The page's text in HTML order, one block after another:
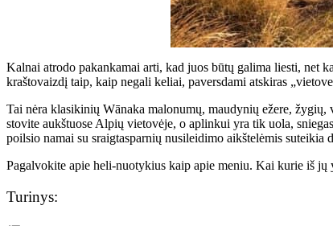
Kalnai atrodo pakankamai arti, kad juos būtų galima liesti, net
kraštovaizdį taip, kaip negali keliai, paversdami atskiras
Tai nėra klasikinių Wānaka malonumų, maudynių ežere,
stovite aukštuose Alpių vietovėje, o aplinkui yra tik uola,
poilsio namai su sraigtasparnių nusileidimo aikštelėmis
Pagalvokite apie heli-nuotykius kaip apie meniu. Kai kurie iš jų
Turinys: